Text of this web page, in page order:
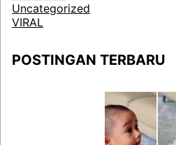
Uncategorized
VIRAL
POSTINGAN TERBARU